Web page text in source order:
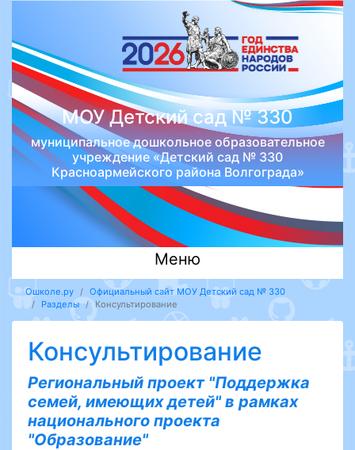
МОУ Детский сад № 330
муниципальное дошкольное образовательное
учреждение «Детский сад № 330
Красноармейского района Волгограда»
Меню
Ошколе.ру
Официальный сайт МОУ Детский сад № 330
Разделы
Консультирование
Консультирование
Региональный проект "Поддержка
семей, имеющих детей" в рамках
национального проекта
"Образование"